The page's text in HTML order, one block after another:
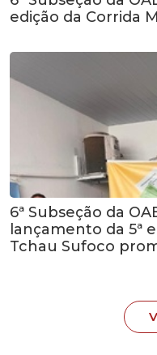
edição da Corrida
6ª Subseção da
lançamento da 5ª
Tchau Sufoco